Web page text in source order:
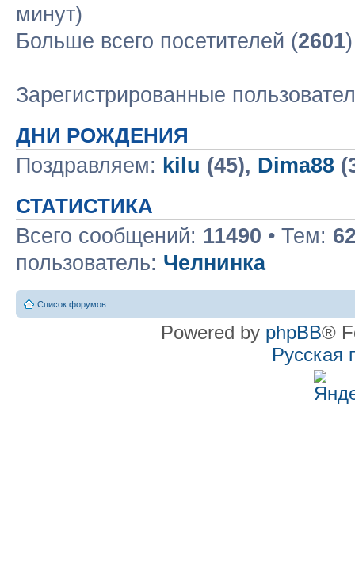
минут)
Больше всего посетителей (2601
Зарегистрированные
ДНИ РОЖДЕНИЯ
Поздравляем: kilu (45), Dima88
СТАТИСТИКА
Всего сообщений: 11490 • Тем:
пользователь: Челнинка
Список форумов
Powered by phpBB®
Русская